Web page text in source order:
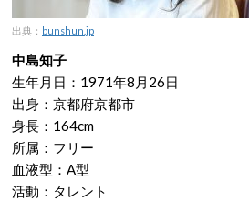
出典： bunshun.jp
中島知子
生年月日：1971年8月26日
出身：京都府京都市
身長：164cm
所属：フリー
血液型：A型
活動：タレント